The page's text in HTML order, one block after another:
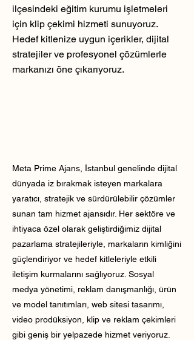
ilçesindeki eğitim kurumu işletmeleri
için klip çekimi hizmeti sunuyoruz.
Hedef kitlenize uygun içerikler, dijital
stratejiler ve profesyonel çözümlerle
markanızı öne çıkarıyoruz.
Meta Prime Ajans, İstanbul genelinde dijital
dünyada iz bırakmak isteyen markalara
yaratıcı, stratejik ve sürdürülebilir çözümler
sunan tam hizmet ajansıdır. Her sektöre ve
ihtiyaca özel olarak geliştirdiğimiz dijital
pazarlama stratejileriyle, markaların kimliğini
güçlendiriyor ve hedef kitleleriyle etkili
iletişim kurmalarını sağlıyoruz. Sosyal
medya yönetimi, reklam danışmanlığı, ürün
ve model tanıtımları, web sitesi tasarımı,
video prodüksiyon, klip ve reklam çekimleri
gibi geniş bir yelpazede hizmet veriyoruz.